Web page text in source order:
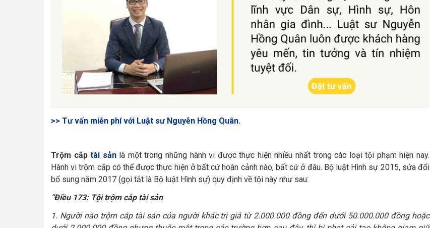
>> Tư vấn miễn phí với Luật sư Nguyễn Hồng Quân.
Trộm cắptài sảnlà một trong những hành vi được thực hiện nhiều nhất trong các loại tội phạm hiện nay.
Hành vi trộm cắp có thể được thực hiện ở bất cứ hoàn cảnh nào, bất cứ ở đâu. Bộ luật Hình sự 2015, sửa đổi
bổ sung năm 2017 (gọi tắt là Bộ luật Hình sự) quy định về tội này như sau:
“Điều 173: Tội trộm cắp tài sản
1. Người nào trộm cắp tài sản của người khác trị giá từ 2.000.000 đồng đến dưới 50.000.000 đồng hoặc